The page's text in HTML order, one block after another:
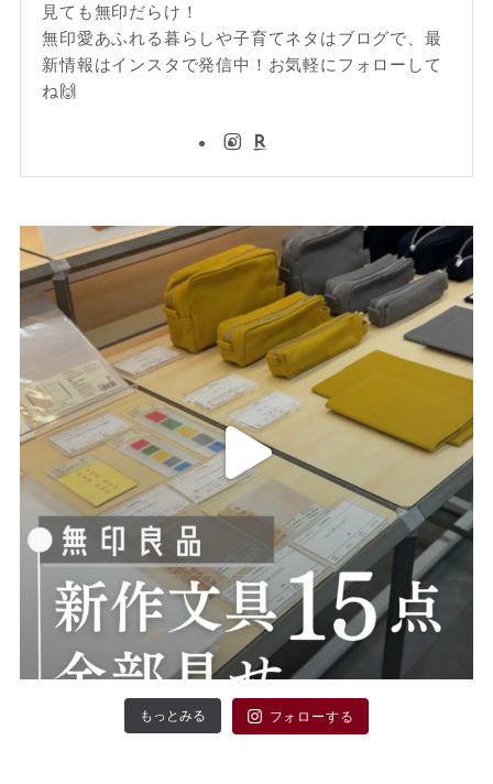
見ても無印だらけ！
無印愛あふれる暮らしや子育てネタはブログで、最
新情報はインスタで発信中！お気軽にフォローして
ね🙌
もっとみる フォローする